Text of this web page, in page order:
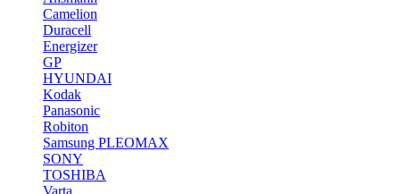
Camelion
Duracell
Energizer
GP
HYUNDAI
Kodak
Panasonic
Robiton
Samsung PLEOMAX
SONY
TOSHIBA
Varta